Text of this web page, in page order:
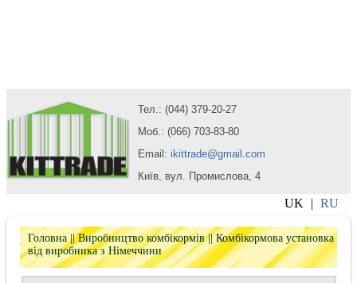
Тел.: (044) 379-20-27
Моб.: (066) 703-83-80
Email: ikittrade@gmail.com
Київ, вул. Промислова, 4
UK | RU
Головна||Виробництво комбікормів||Комбікормова установка
від виробника з Німеччини